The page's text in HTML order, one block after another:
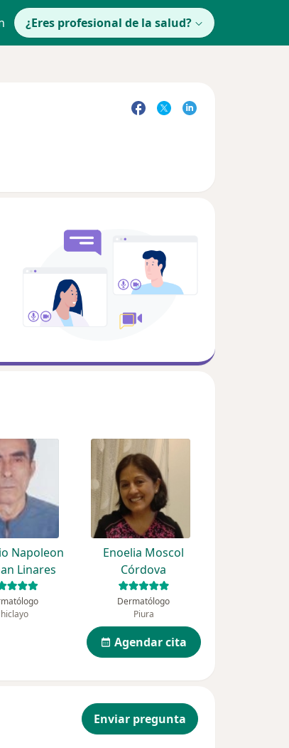
¿Eres profesional de la salud?
Napoleon
Linares
Enoelia Moscol
Córdova
Dermatólogo
Piura
Agendar cita
Enviar pregunta